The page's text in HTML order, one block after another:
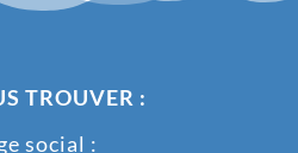
TROUVER :
social :